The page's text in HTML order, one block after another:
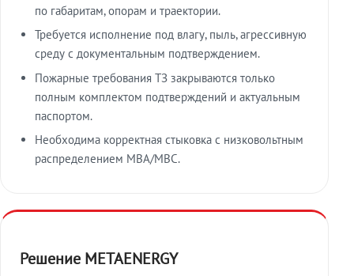
по габаритам, опорам и траектории.
Требуется исполнение под влагу, пыль, агрессивную
среду с документальным подтверждением.
Пожарные требования ТЗ закрываются только
полным комплектом подтверждений и актуальным
паспортом.
Необходима корректная стыковка с низковольтным
распределением МВА/МВС.
Решение METAENERGY